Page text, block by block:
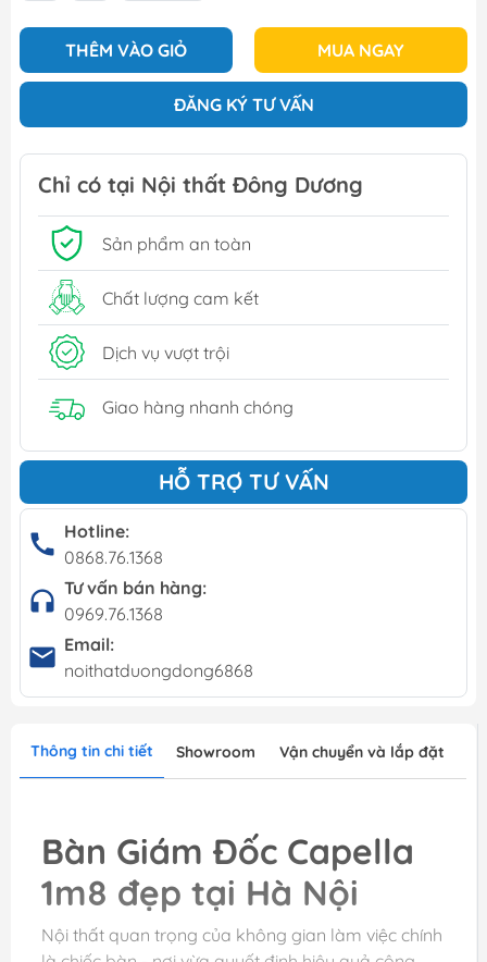
THÊM VÀO GIỎ MUA NGAY
ĐĂNG KÝ TƯ VẤN
Chỉ có tại Nội thất Đông Dương
Sản phẩm an toàn
Chất lượng cam kết
Dịch vụ vượt trội
Giao hàng nhanh chóng
HỖ TRỢ TƯ VẤN
Hotline:
0868.76.1368
Tư vấn bán hàng:
0969.76.1368
Email:
noithatduongdong6868
Thông tin chi tiết Showroom Vận chuyển và lắp đặt
Bàn Giám Đốc Capella
1m8 đẹp tại Hà Nội
Nội thất quan trọng của không gian làm việc chính